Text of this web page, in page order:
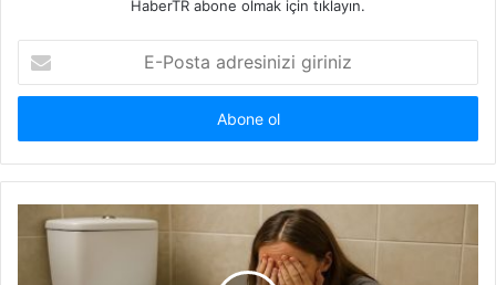
HaberTR abone olmak için tıklayın.
Posta
adresinizi